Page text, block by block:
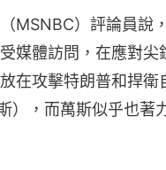
MSNBC）評論員說
媒體訪問，在應對
在攻擊特朗普和捍
），而萬斯似乎也著